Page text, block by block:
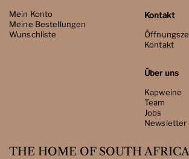
Mein Konto
Meine Bestellungen
Wunschliste
Kontakt
Kontakt
Über uns
Kapweine
Team
Jobs
Newsletter
THE HOME OF SOUTH